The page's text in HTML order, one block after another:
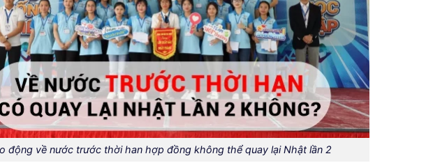
động về nước trước thời han hợp đồng không thể quay lại Nhật lần 2